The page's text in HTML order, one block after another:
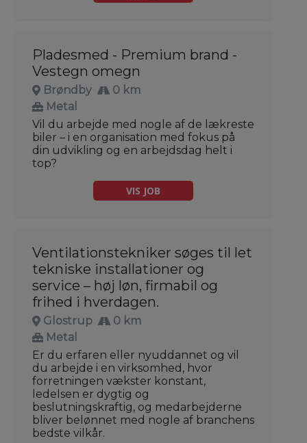
Pladesmed - Premium brand -
Vestegn omegn
Brøndby
0 km
Metal
Vil du arbejde med nogle af de lækreste
biler – i en organisation med fokus på
din udvikling og en arbejdsdag helt i
top?
VIS JOB
Ventilationstekniker søges til let
tekniske installationer og
service – høj løn, firmabil og
frihed i hverdagen.
Glostrup
0 km
Metal
Er du erfaren eller nyuddannet og vil
du arbejde i en virksomhed, hvor
forretningen vækster konstant,
ledelsen er dygtig og
beslutningskraftig, og medarbejderne
bliver belønnet med nogle af branchens
bedste vilkår.